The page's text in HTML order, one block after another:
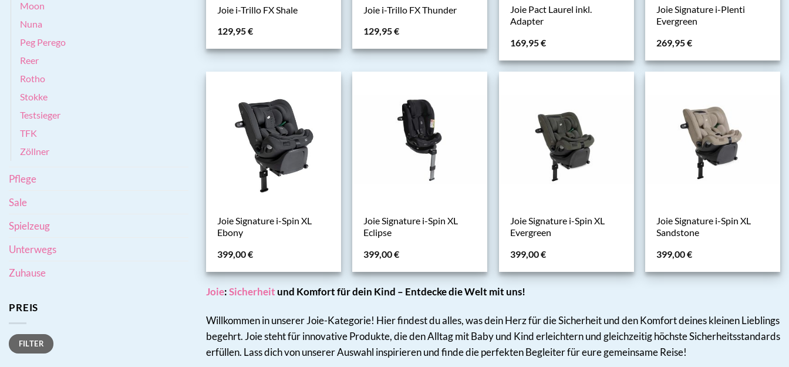
Moon
Nuna
Peg Perego
Reer
Rotho
Stokke
Testsieger
TFK
Zöllner
Pflege
Sale
Spielzeug
Unterwegs
Zuhause
PREIS
Min.
Preis
Max.
PreisFILTER
Joie i-Trillo FX Shale
129,95€
Joie i-Trillo FX Thunder
129,95€
Joie Pact Laurel inkl.
Adapter
169,95€
Joie Signature i-Plenti
Evergreen
269,95€
Joie Signature i-Spin XL
Ebony
399,00€
Joie Signature i-Spin XL
Eclipse
399,00€
Joie Signature i-Spin XL
Evergreen
399,00€
Joie Signature i-Spin XL
Sandstone
399,00€
Joie:Sicherheit und Komfort für dein Kind – Entdecke die Welt mit uns!
Willkommen in unserer Joie-Kategorie! Hier findest du alles, was dein Herz für die Sicherheit und den Komfort deines kleinen Lieblings
begehrt. Joie steht für innovative Produkte, die den Alltag mit Baby und Kind erleichtern und gleichzeitig höchste Sicherheitsstandards
erfüllen. Lass dich von unserer Auswahl inspirieren und finde die perfekten Begleiter für eure gemeinsame Reise!